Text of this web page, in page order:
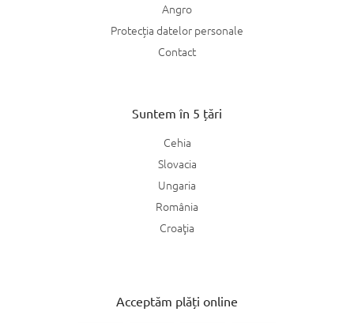
Angro
Protecția datelor personale
Contact
Suntem în 5 țări
Cehia
Slovacia
Ungaria
România
Croaţia
Acceptăm plăți online